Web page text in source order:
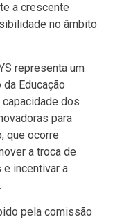
a crescente
no âmbito
representa um
Educação
dos
para
que ocorre
a troca de
incentivar a
pela comissão